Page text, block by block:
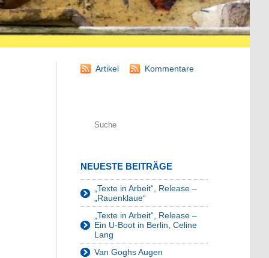
Artikel Kommentare
NEUESTE BEITRÄGE
„Texte in Arbeit“, Release –
„Rauenklaue“
„Texte in Arbeit“, Release –
Ein U-Boot in Berlin, Celine
Lang
Van Goghs Augen